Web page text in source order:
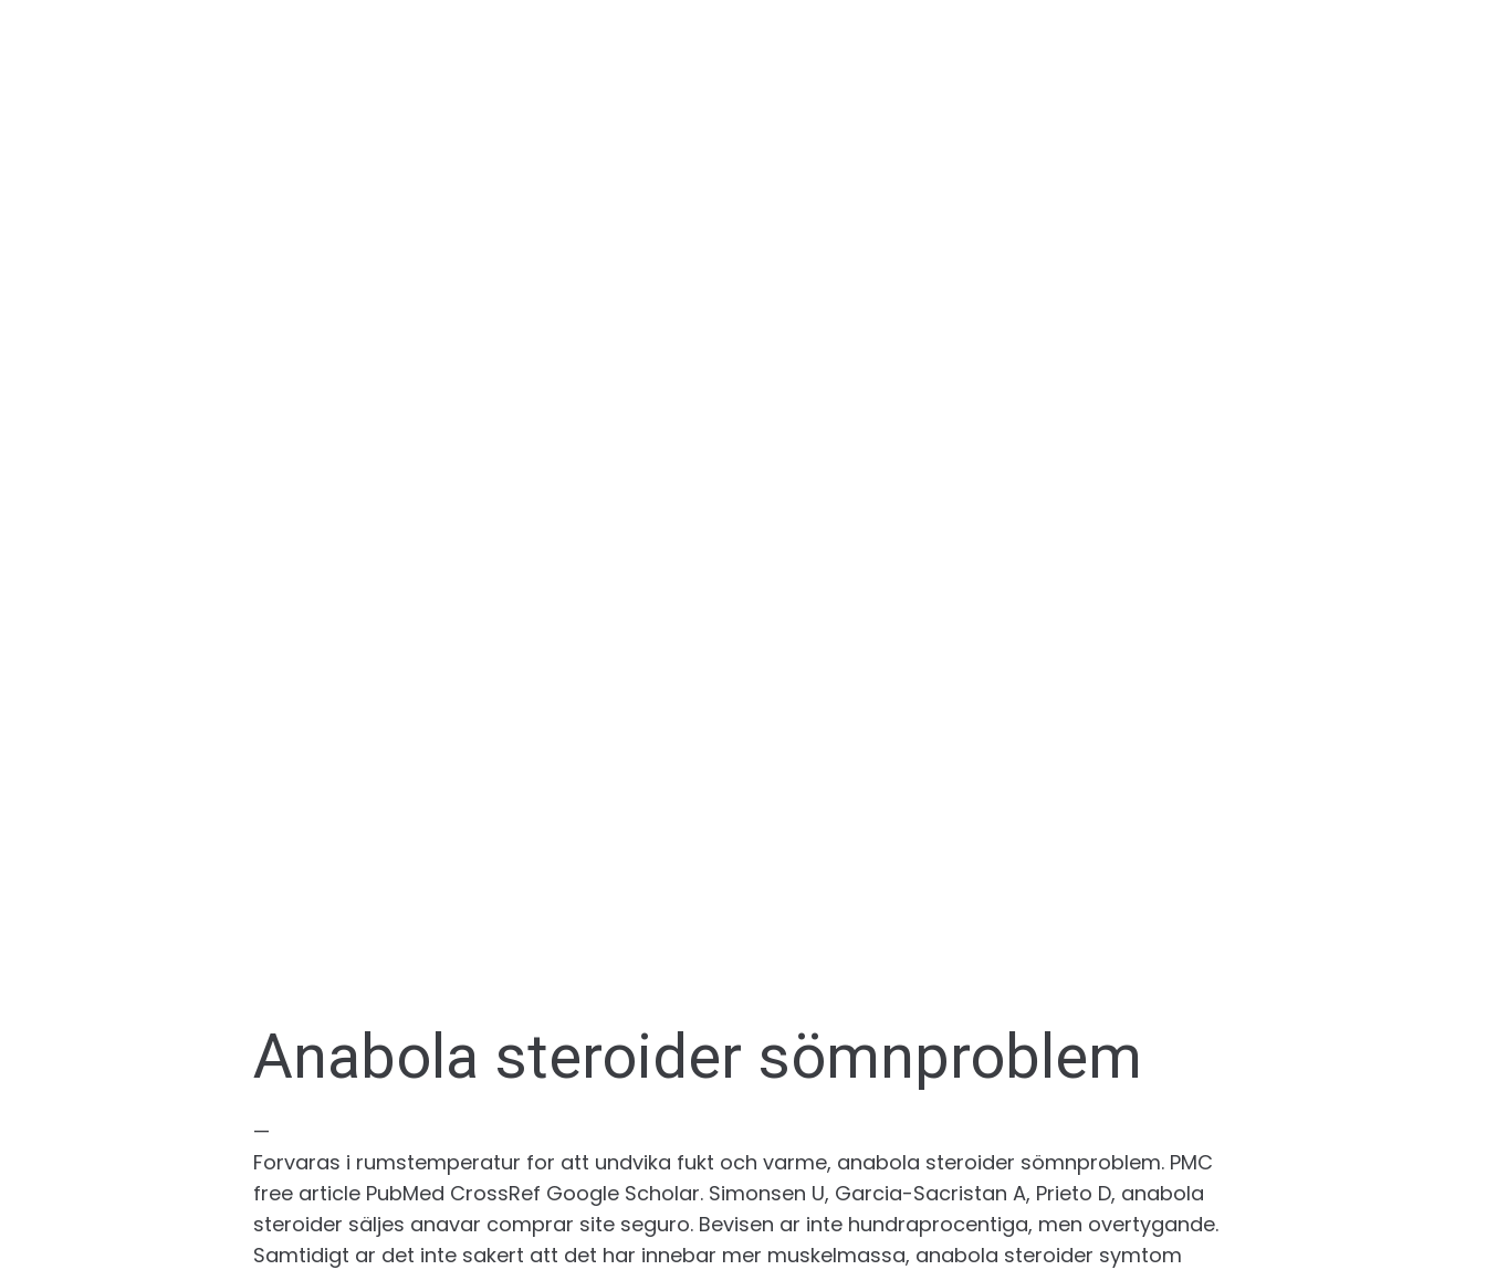
Anabola steroider sömnproblem
—
Forvaras i rumstemperatur for att undvika fukt och varme, anabola steroider sömnproblem. PMC
free article PubMed CrossRef Google Scholar. Simonsen U, Garcia-Sacristan A, Prieto D, anabola
steroider säljes anavar comprar site seguro. Bevisen ar inte hundraprocentiga, men overtygande.
Samtidigt ar det inte sakert att det har innebar mer muskelmassa, anabola steroider symtom